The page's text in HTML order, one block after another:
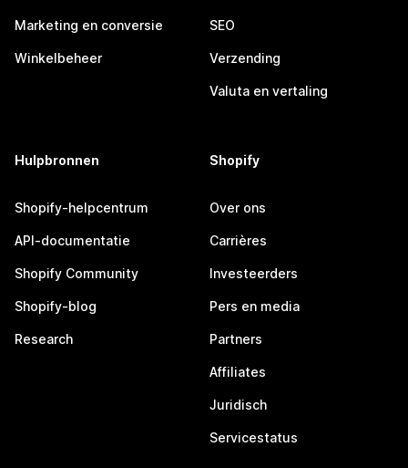
Marketing en conversie
Winkelbeheer
SEO
Verzending
Valuta en vertaling
Hulpbronnen
Shopify-helpcentrum
API-documentatie
Shopify Community
Shopify-blog
Research
Shopify
Over ons
Carrières
Investeerders
Pers en media
Partners
Affiliates
Juridisch
Servicestatus